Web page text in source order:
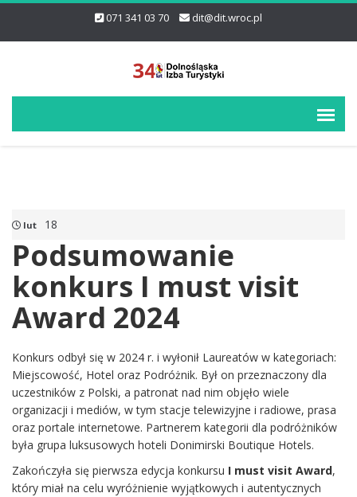
071 341 03 70 dit@dit.wroc.pl
lut 18
Podsumowanie
konkurs I must visit
Award 2024
Konkurs odbył się w 2024 r. i wyłonił Laureatów w kategoriach:
Miejscowość, Hotel oraz Podróżnik. Był on przeznaczony dla
uczestników z Polski, a patronat nad nim objęło wiele
organizacji i mediów, w tym stacje telewizyjne i radiowe, prasa
oraz portale internetowe. Partnerem kategorii dla podróżników
była grupa luksusowych hoteli Donimirski Boutique Hotels.
Zakończyła się pierwsza edycja konkursu I must visit Award,
który miał na celu wyróżnienie wyjątkowych i autentycznych